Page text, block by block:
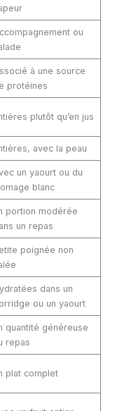
ou
à une source
protéines
plutôt qu’en jus
avec la peau
un yaourt ou du
blanc
portion modérée
un repas
poignée non
dans un
ou un yaourt
quantité généreuse
repas
plat complet